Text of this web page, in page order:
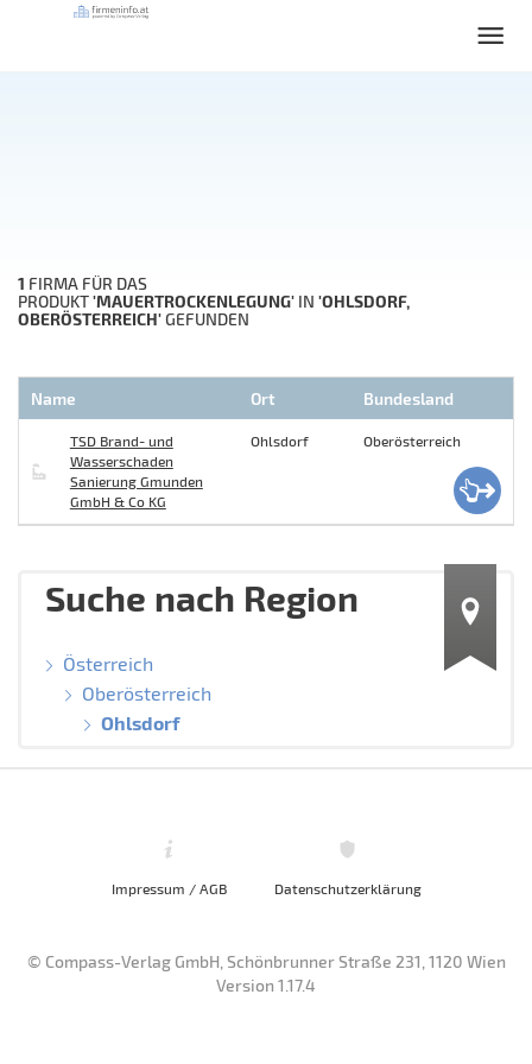
1 FIRMA FÜR DAS
PRODUKT'MAUERTROCKENLEGUNG' IN 'OHLSDORF,
OBERÖSTERREICH'GEFUNDEN
Name Ort Bundesland
TSD Brand- und
Wasserschaden
Sanierung Gmunden
GmbH & Co KG
Ohlsdorf Oberösterreich
Suche nach Region
Österreich
Oberösterreich
Ohlsdorf
Impressum / AGB Datenschutzerklärung
© Compass-Verlag GmbH, Schönbrunner Straße 231, 1120 Wien
Version 1.17.4